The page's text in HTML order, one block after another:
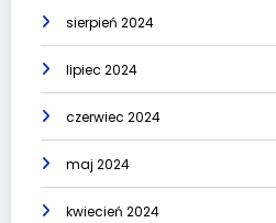
sierpień 2024
lipiec 2024
czerwiec 2024
maj 2024
kwiecień 2024